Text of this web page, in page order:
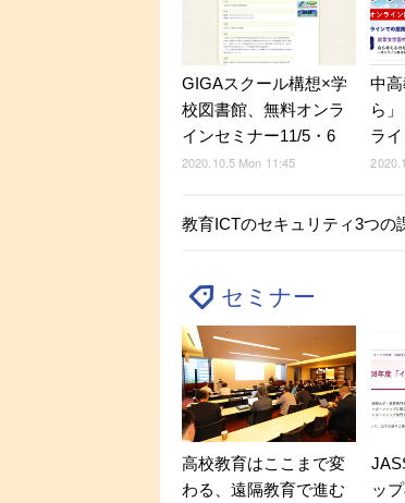
GIGAスクール構想×学
校図書館、無料オンラ
インセミナー11/5・6
2020.10.5 Mon 11:45
中
ら
ラ
教育ICTのセキュリティ3つの
セミナー
高校教育はここまで変
わる、遠隔教育で進む
ッ